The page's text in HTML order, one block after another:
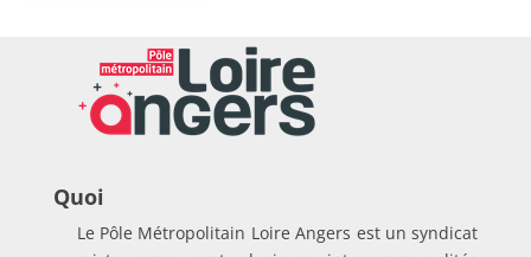
Quoi
Le Pôle Métropolitain Loire Angers est un syndicat